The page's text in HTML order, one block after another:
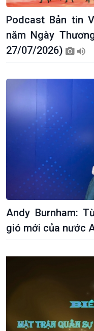
Tin Đời sống & Xã hội
Podcast Bản tin
năm Ngày
27/07/2026)
Andy Burnham:
gió mới của nước